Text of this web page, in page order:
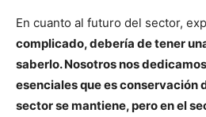
En cuanto al futuro del sector,
complicado, debería de tener
saberlo. Nosotros nos
esenciales que es conservación
sector se mantiene, pero en el